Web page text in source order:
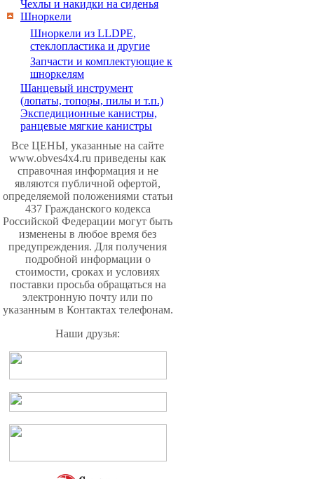
Чехлы и накидки на сиденья
Шноркели
Шноркели из LLDPE,
стеклопластика и другие
Запчасти и комплектующие к
шноркелям
Шанцевый инструмент
(лопаты, топоры, пилы и т.п.)
Экспедиционные канистры,
ранцевые мягкие канистры
Все ЦЕНЫ, указанные на сайте
www.obves4x4.ru приведены как
справочная информация и не
являются публичной офертой,
определяемой положениями статьи
437 Гражданского кодекса
Российской Федерации могут быть
изменены в любое время без
предупреждения. Для получения
подробной информации о
стоимости, сроках и условиях
поставки просьба обращаться на
электронную почту или по
указанным в Контактах телефонам.
Наши друзья: